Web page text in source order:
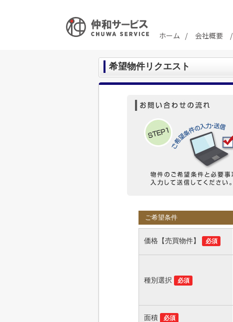
ホーム
会社概要
希望物件リクエスト
ご希望条件
価格【売買物件】 必須
種別選択 必須
面積 必須